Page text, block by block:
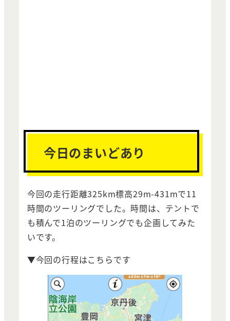
今日のまいどあり
今回の走行距離325km標高29m-431mで11
時間のツーリングでした。時間は、テントで
も積んで1泊のツーリングでも企画してみた
いです。
▼今回の行程はこちらです